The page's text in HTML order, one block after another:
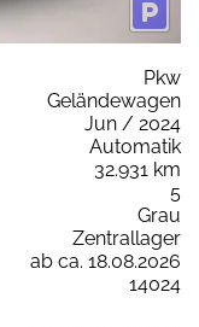
Pkw
Geländewagen
Jun / 2024
Automatik
32.931 km
5
Grau
Zentrallager
ab ca. 18.08.2026
14024